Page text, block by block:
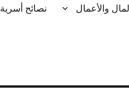
المال والأعمال نصائح أسرية